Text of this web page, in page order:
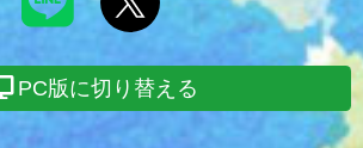
PC版に切り替える